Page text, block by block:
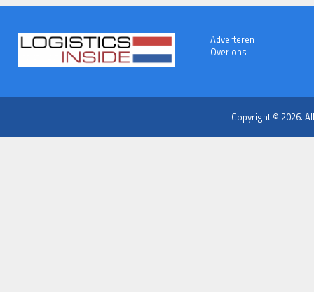
Adverteren
Over ons
Copyright © 2026.